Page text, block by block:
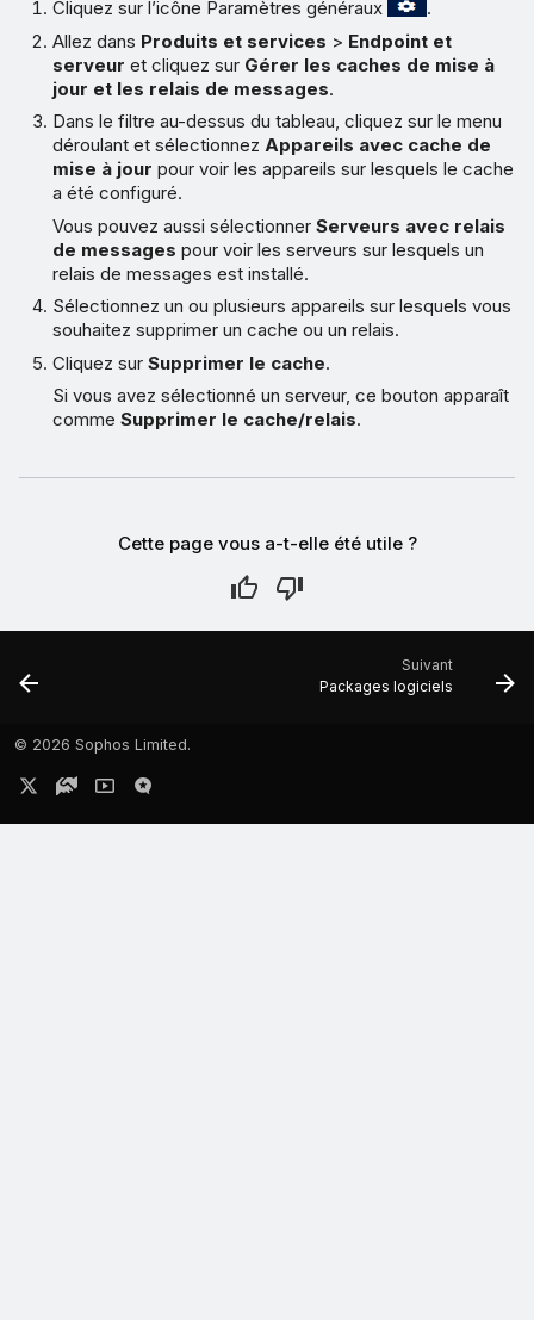
Cliquez sur l’icône Paramètres généraux
.
Allez dans Produits et services > Endpoint et
serveur et cliquez sur Gérer les caches de mise à
jour et les relais de messages.
Dans le filtre au-dessus du tableau, cliquez sur le menu
déroulant et sélectionnezAppareils avec cache de
mise à jour pour voir les appareils sur lesquels le cache
a été configuré.
Vous pouvez aussi sélectionnerServeurs avec relais
de messages pour voir les serveurs sur lesquels un
relais de messages est installé.
Sélectionnez un ou plusieurs appareils sur lesquels vous
souhaitez supprimer un cache ou un relais.
Cliquez surSupprimer le cache.
Si vous avez sélectionné un serveur, ce bouton apparaît
commeSupprimer le cache/relais.
Cette page vous a-t-elle été utile ?
Suivant
Packages logiciels
© 2026 Sophos Limited.